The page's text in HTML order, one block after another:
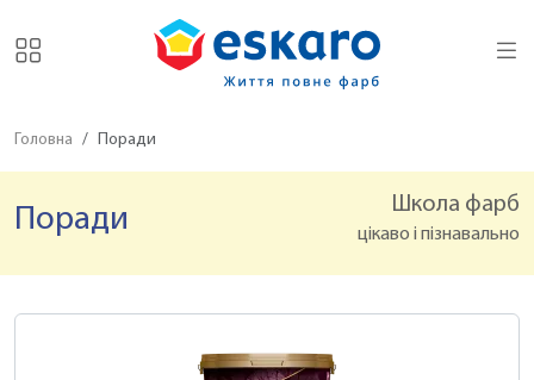
Головна Поради
Поради Школа фарб
цікаво і пізнавально